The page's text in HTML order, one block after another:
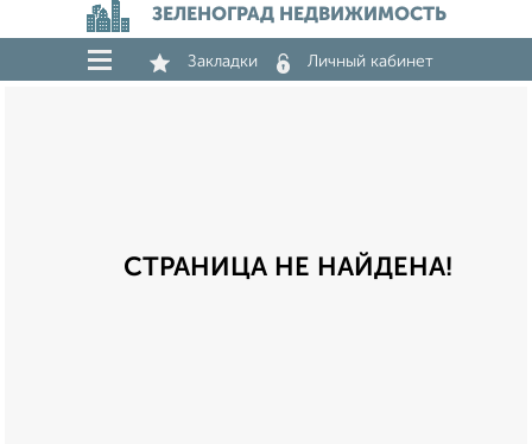
ЗЕЛЕНОГРАД НЕДВИЖИМОСТЬ
Закладки Личный кабинет
СТРАНИЦА НЕ НАЙДЕНА!